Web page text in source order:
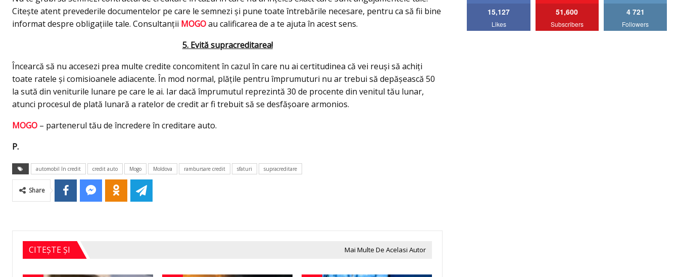
Citește atent prevederile documentelor pe care le semnezi și pune toate întrebările necesare, pentru ca să fii bine
informat despre obligațiile tale. Consultanții MOGOau calificarea de a te ajuta în acest sens.
5. Evită supracreditarea!
Încearcă să nu accesezi prea multe credite concomitent în cazul în care nu ai certitudinea că vei reuși să achiți
toate ratele și comisioanele adiacente. În mod normal, plățile pentru împrumuturi nu ar trebui să depășească 50
la sută din veniturile lunare pe care le ai. Iar dacă împrumutul reprezintă 30 de procente din venitul tău lunar,
atunci procesul de plată lunară a ratelor de credit ar fi trebuit să se desfășoare armonios.
MOGO – partenerul tău de încredere în creditare auto.
P.
automobil în credit credit auto Mogo Moldova rambursare credit sfaturi supracreditare
Share
CITEȘTE ȘI Mai Multe De Acelasi Autor
AutoBlog.MD
15,127
Likes
51,600
Subscribers
4 721
Followers